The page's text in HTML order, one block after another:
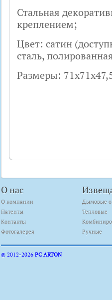
Стальная
креплением;
Цвет: сатин
сталь,
Размеры:
О нас
О компании
Патенты
Контакты
Фотогалерея
Дымовые
Тепловые
Ручные
© 2012-2026 PC ARTON